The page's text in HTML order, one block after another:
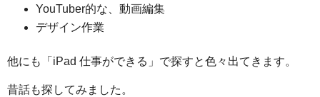
YouTuber的な、動画編集
デザイン作業
他にも「iPad 仕事ができる」で探すと色々出てきます。
昔話も探してみました。